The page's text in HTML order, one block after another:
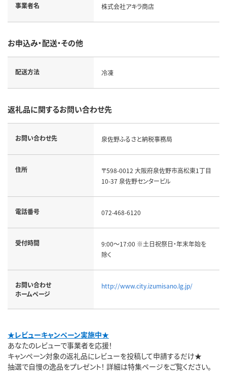
事業者名 株式会社アキラ商店
お申込み・配送・その他
配送方法 冷凍
返礼品に関するお問い合わせ先
お問い合わせ先 泉佐野ふるさと納税事務局
住所
〒598-0012 大阪府泉佐野市高松東1丁目
10-37 泉佐野センタービル
電話番号 072-468-6120
受付時間
9:00～17:00 ※土日祝祭日・年末年始を
除く
お問い合わせ
ホームページ
http://www.city.izumisano.lg.jp/
★レビューキャンペーン実施中★
あなたのレビューで事業者を応援！
キャンペーン対象の返礼品にレビューを投稿して申請するだけ★
抽選で自慢の逸品をプレゼント！ 詳細は特集ページをご覧ください。